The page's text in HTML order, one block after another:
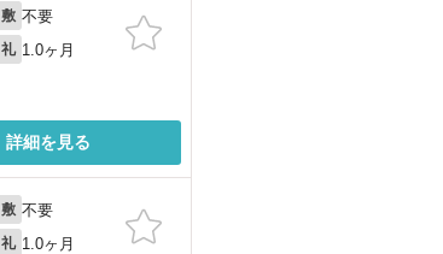
敷 不要
礼 1.0ヶ月
詳細を見る
敷 不要
礼 1.0ヶ月